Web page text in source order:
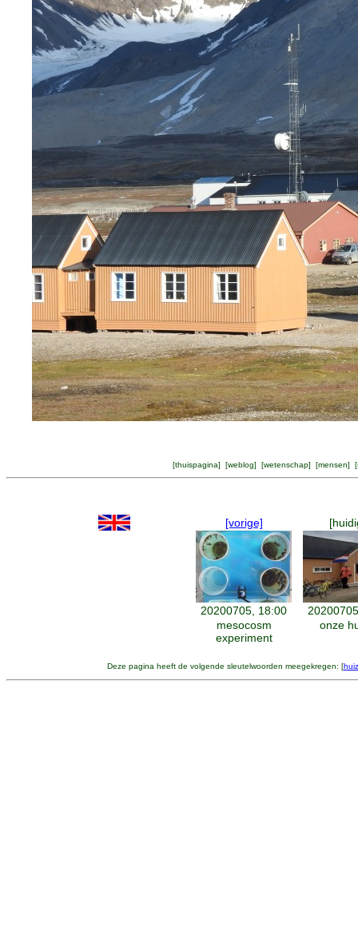
[thuispagina] [weblog] [wetenschap] [mensen] [
[vorige]
20200705, 18:00
mesocosm
experiment
onze
Deze pagina heeft de volgende sleutelwoorden meegekregen: [